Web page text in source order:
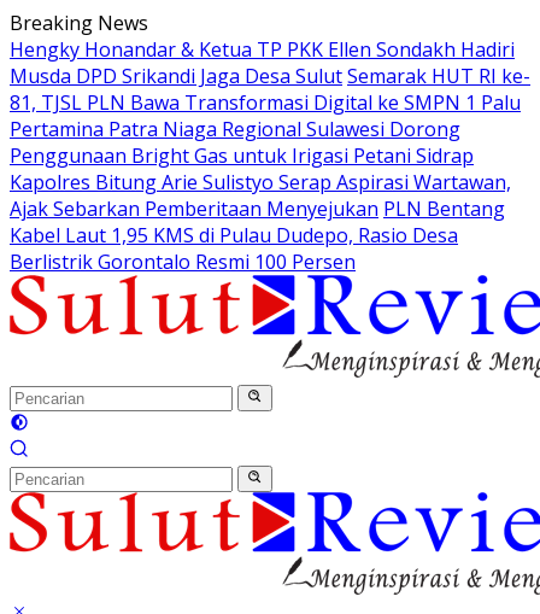
Langsung
ke
konten
Breaking News
Hengky Honandar & Ketua TP PKK Ellen Sondakh Hadiri
Musda DPD Srikandi Jaga Desa SulutSemarak HUT RI ke-
81, TJSL PLN Bawa Transformasi Digital ke SMPN 1 Palu
Pertamina Patra Niaga Regional Sulawesi Dorong
Penggunaan Bright Gas untuk Irigasi Petani Sidrap
Kapolres Bitung Arie Sulistyo Serap Aspirasi Wartawan,
Ajak Sebarkan Pemberitaan Menyejukan PLN Bentang
Kabel Laut 1,95 KMS di Pulau Dudepo, Rasio Desa
Berlistrik Gorontalo Resmi 100 Persen